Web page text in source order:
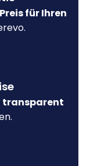
für Ihren
transparent